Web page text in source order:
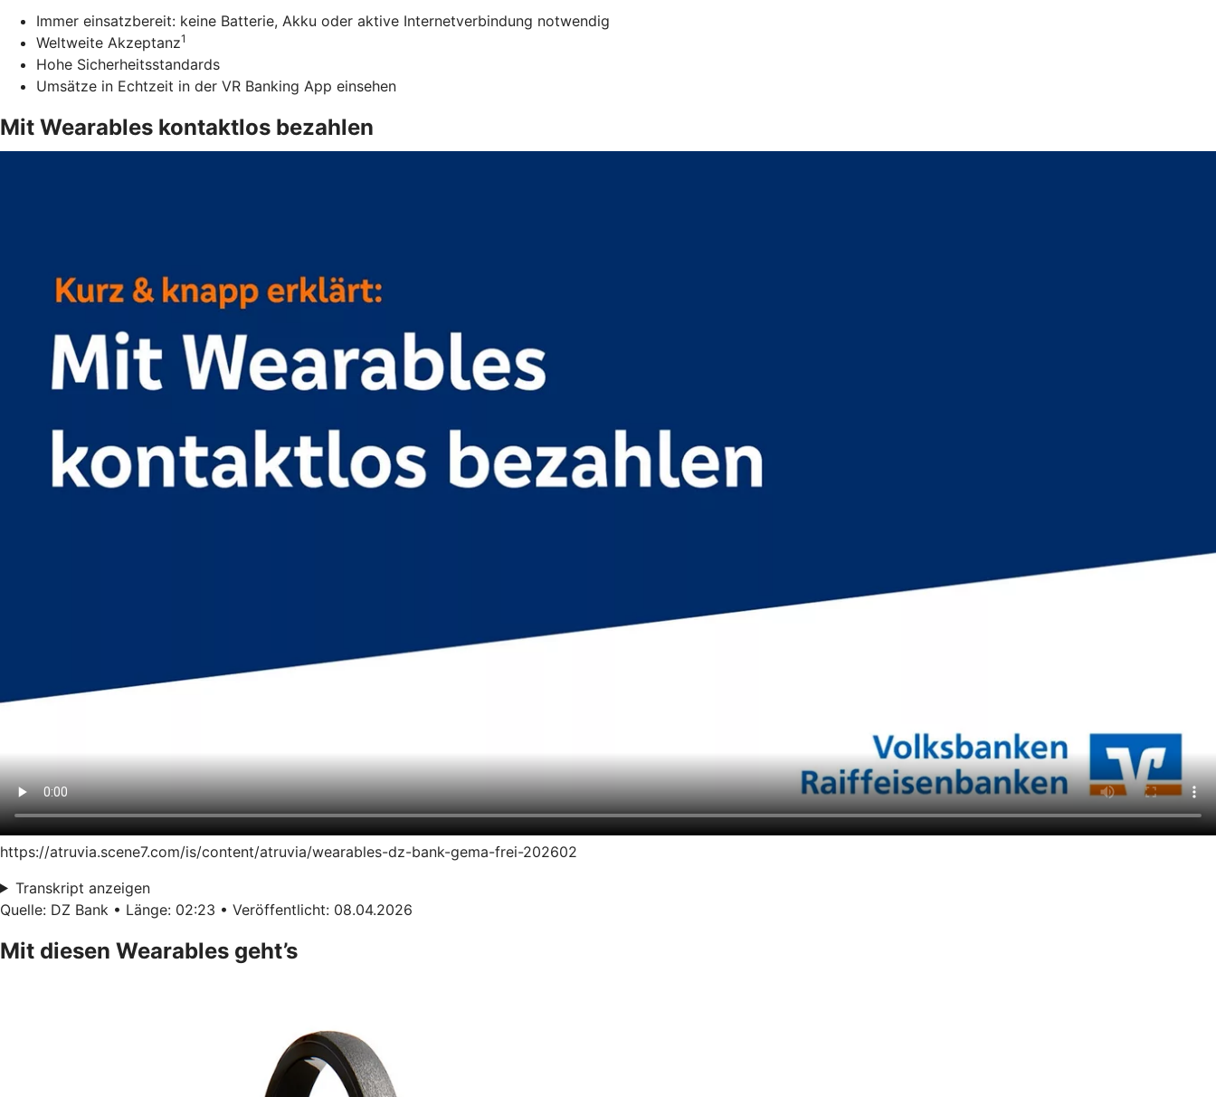
Immer einsatzbereit: keine Batterie, Akku oder aktive Internetverbindung notwendig
Weltweite Akzeptanz1
Hohe Sicherheitsstandards
Umsätze in Echtzeit in der VR Banking App einsehen
Mit Wearables kontaktlos bezahlen
https://atruvia.scene7.com/is/content/atruvia/wearables-dz-bank-gema-frei-202602
Transkript anzeigen
Quelle: DZ Bank • Länge: 02:23 • Veröffentlicht: 08.04.2026
Mit diesen Wearables geht’s